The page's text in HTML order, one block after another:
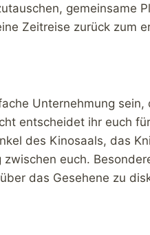
gemeinsame
Zeitreise zurück zum
Unternehmung sein,
entscheidet ihr euch
des Kinosaals, das
euch.
das Gesehene zu